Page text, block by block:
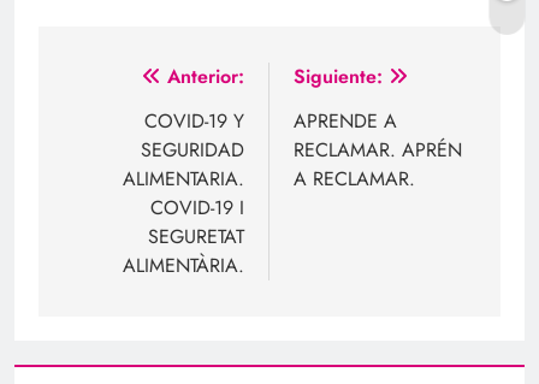
Navegación
entradas
Anterior:
COVID-19 Y
SEGURIDAD
ALIMENTARIA.
COVID-19 I
SEGURETAT
ALIMENTÀRIA.
Siguiente:
APRENDE A
RECLAMAR. APRÉN
A RECLAMAR.